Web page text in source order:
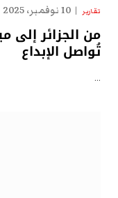
تقارير 10 نوفمبر، 2025
من الجزائر إلى
تُواصل الإبداع
…